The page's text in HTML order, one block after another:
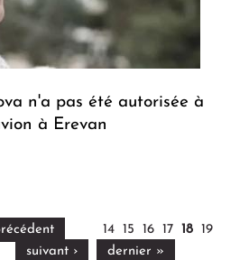
n'a pas été autorisée à
à Erevan
14 15 16 17 18
19
suivant › dernier »